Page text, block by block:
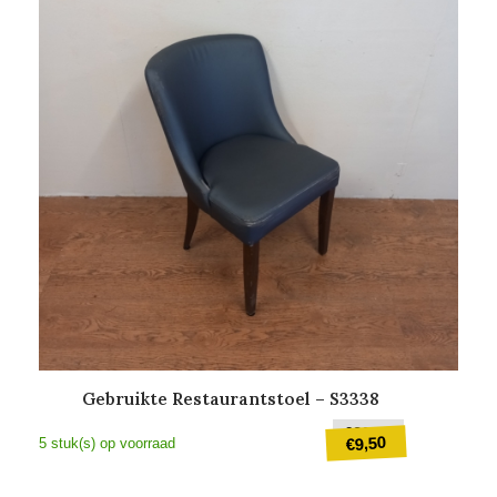
Gebruikte Restaurantstoel – S3338
€20,00
prijs
€9,50
5 stuk(s) op voorraad